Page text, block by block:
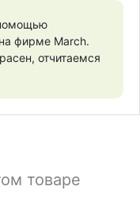
фирме March.
отчитаемся
товаре